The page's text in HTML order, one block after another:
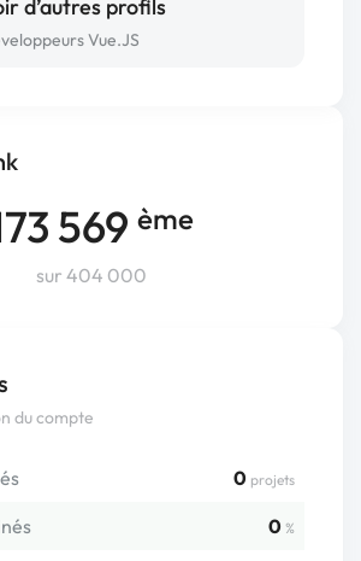
569 ème
sur 404 000
du compte
0 projets
0 %
d’autres profils
Vue.JS